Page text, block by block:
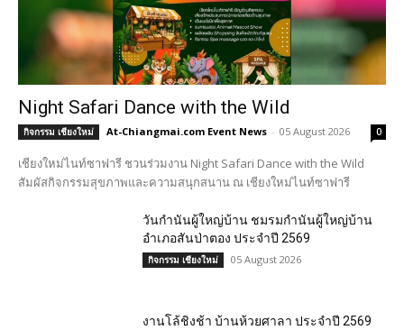
Night Safari Dance with the Wild
กิจกรรม เชียงใหม่ At-Chiangmai.com Event News - 05 August 2026 0
เชียงใหม่ไนท์ซาฟารี ชวนร่วมงาน Night Safari Dance with the Wild
สัมผัสกิจกรรมสุขภาพและความสนุกสนาน ณ เชียงใหม่ไนท์ซาฟารี
วันกำนันผู้ใหญ่บ้าน ชมรมกำนันผู้ใหญ่บ้าน
อำเภอสันป่าตอง ประจำปี 2569
กิจกรรม เชียงใหม่ 05 August 2026
งานโล้ชิงช้า บ้านห้วยศาลา ประจำปี 2569